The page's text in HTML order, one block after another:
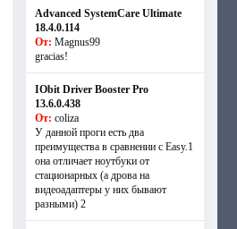
Advanced SystemCare Ultimate
18.4.0.114
От: Magnus99
gracias!
IObit Driver Booster Pro
13.6.0.438
От: coliza
У данной проги есть два
преимущества в сравнении с Easy.1
она отличает ноутбуки от
стационарных (а дрова на
видеоадаптеры у них бывают
разными) 2